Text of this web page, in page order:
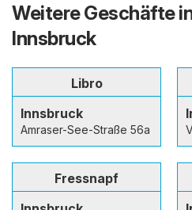
Weitere Geschäfte
Innsbruck
Libro
Innsbruck
Amraser-See-Straße 56a
Fressnapf